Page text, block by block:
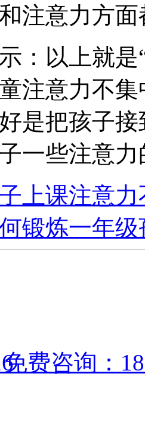
注意力方
以上就是
注意力不
是把孩子
一些注意
上课注意
锻炼一年
费咨询：